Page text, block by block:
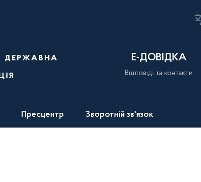
державна
Е-ДОВІДКА
Відповіді та контакти
Пресцентр Зворотній зв'язок